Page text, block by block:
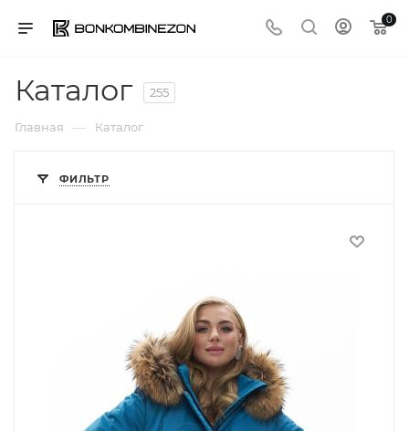
0
Каталог 255
Главная — Каталог
ФИЛЬТР